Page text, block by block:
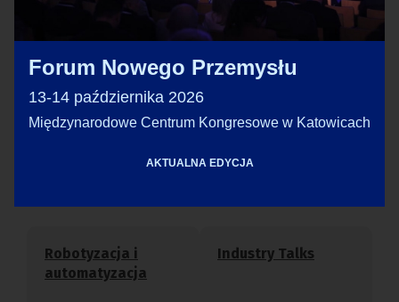
bierze udział w różnych projektach
wspiera firmy w zwiększaniu wydajności
poprzez wdrożenia robotyzacji procesów
Robotyzacja i
automatyzacja
Industry Talks
Forum Nowego Przemysłu
13-14 października 2026
Międzynarodowe Centrum Kongresowe w Katowicach
AKTUALNA EDYCJA